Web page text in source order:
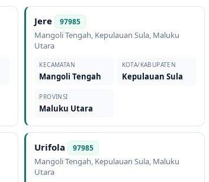
Jere 97985
Mangoli Tengah, Kepulauan Sula, Maluku
Utara
KECAMATAN
Mangoli Tengah
KOTA/KABUPATEN
Kepulauan Sula
PROVINSI
Maluku Utara
Urifola 97985
Mangoli Tengah, Kepulauan Sula, Maluku
Utara